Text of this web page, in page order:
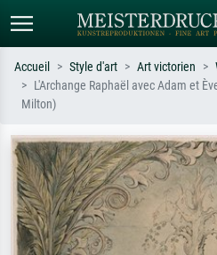
ex. Monet, Nuit étoilée,
impressionnisme, vague de Hokusai,
nu.
Accueil Style d'art Art victorien
L'Archange Raphaël avec Adam et
Milton)